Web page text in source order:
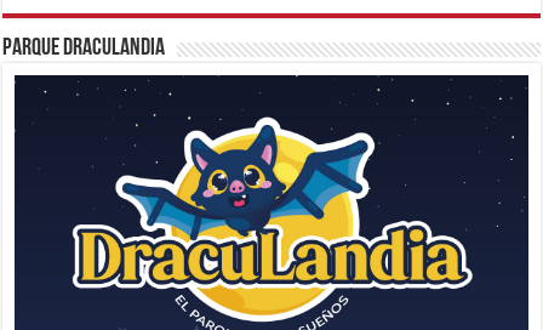
Parque Draculandia